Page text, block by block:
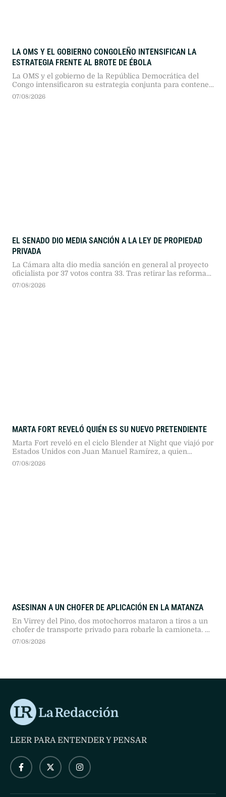
LA OMS Y EL GOBIERNO CONGOLEÑO INTENSIFICAN LA
ESTRATEGIA FRENTE AL BROTE DE ÉBOLA
La OMS y el gobierno de la República Democrática del
Congo intensificaron su estrategia conjunta para contener
un letal brote de ébola. La cumbre en Kinsasa acordó
07/08/2026
EL SENADO DIO MEDIA SANCIÓN A LA LEY DE PROPIEDAD
PRIVADA
La Cámara alta dio media sanción en general al proyecto
oficialista por 37 votos contra 33. Tras retirar las reformas
de Manejo del Fuego y Tierras, la sesión registró duros
07/08/2026
MARTA FORT REVELÓ QUIÉN ES SU NUEVO PRETENDIENTE
Marta Fort reveló en el ciclo Blender at Night que viajó por
Estados Unidos con Juan Manuel Ramírez, a quien
conoció tras la viralización del concurso para conseguir
07/08/2026
ASESINAN A UN CHOFER DE APLICACIÓN EN LA MATANZA
En Virrey del Pino, dos motochorros mataron a tiros a un
chofer de transporte privado para robarle la camioneta. La
pasajera logró resguardarse durante el ataque y el fiscal
07/08/2026
LEER PARA ENTENDER Y PENSAR